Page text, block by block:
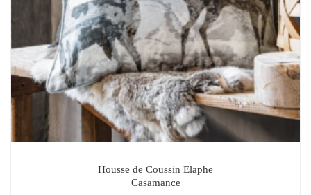
Housse de Coussin Elaphe
Casamance